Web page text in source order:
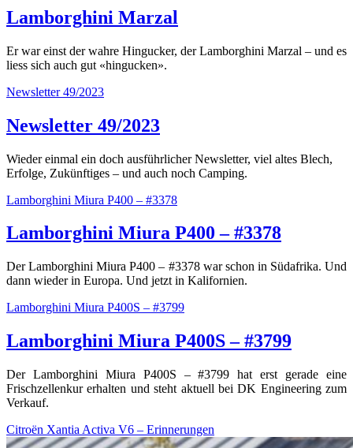
Lamborghini Marzal
Er war einst der wahre Hingucker, der Lamborghini Marzal – und es
liess sich auch gut «hingucken».
Newsletter 49/2023
Newsletter 49/2023
Wieder einmal ein doch ausführlicher Newsletter, viel altes Blech,
Erfolge, Zukünftiges – und auch noch Camping.
Lamborghini Miura P400 – #3378
Lamborghini Miura P400 – #3378
Der Lamborghini Miura P400 – #3378 war schon in Südafrika. Und
dann wieder in Europa. Und jetzt in Kalifornien.
Lamborghini Miura P400S – #3799
Lamborghini Miura P400S – #3799
Der Lamborghini Miura P400S – #3799 hat erst gerade eine
Frischzellenkur erhalten und steht aktuell bei DK Engineering zum
Verkauf.
Citroën Xantia Activa V6 – Erinnerungen